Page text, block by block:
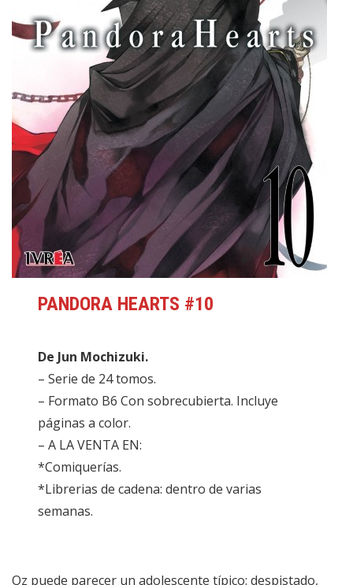
PANDORA HEARTS #10
De Jun Mochizuki.
– Serie de 24 tomos.
– Formato B6 Con sobrecubierta. Incluye
páginas a color.
– A LA VENTA EN:
*Comiquerías.
*Librerias de cadena: dentro de varias
semanas.
Oz puede parecer un adolescente típico: despistado,